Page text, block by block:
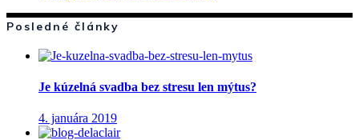
Posledné články
Je kúzelná svadba bez stresu len mýtus?
4. januára 2019